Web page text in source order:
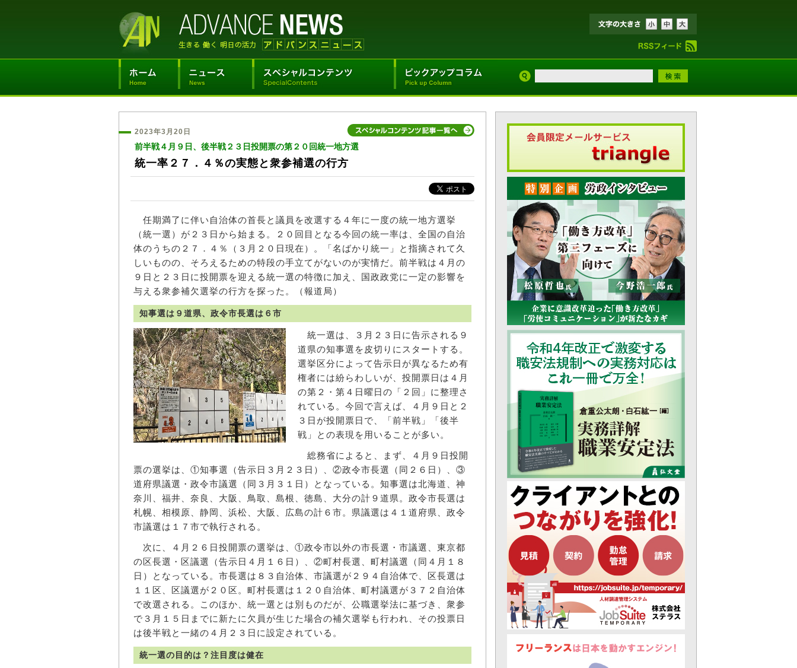
2023年3月20日
前半戦４月９日、後半戦２３日投開票の第２０回統一地方選
統一率２７．４％の実態と衆参補選の行方
任期満了に伴い自治体の首長と議員を改選する４年に一度の統一地方選挙
（統一選）が２３日から始まる。２０回目となる今回の統一率は、全国の自治
体のうちの２７．４％（３月２０日現在）。「名ばかり統一」と指摘されて久
しいものの、そろえるための特段の手立てがないのが実情だ。前半戦は４月の
９日と２３日に投開票を迎える統一選の特徴に加え、国政政党に一定の影響を
与える衆参補欠選挙の行方を探った。（報道局）
知事選は９道県、政令市長選は６市
統一選は、３月２３日に告示される９
道県の知事選を皮切りにスタートする。
選挙区分によって告示日が異なるため有
権者には紛らわしいが、投開票日は４月
の第２・第４日曜日の「２回」に整理さ
れている。今回で言えば、４月９日と２
３日が投開票日で、「前半戦」「後半
戦」との表現を用いることが多い。
総務省によると、まず、４月９日投開
票の選挙は、①知事選（告示日３月２３日）、②政令市長選（同２６日）、③
道府県議選・政令市議選（同３月３１日）となっている。知事選は北海道、神
奈川、福井、奈良、大阪、鳥取、島根、徳島、大分の計９道県。政令市長選は
札幌、相模原、静岡、浜松、大阪、広島の計６市。県議選は４１道府県、政令
市議選は１７市で執行される。
次に、４月２６日投開票の選挙は、①政令市以外の市長選・市議選、東京都
の区長選・区議選（告示日４月１６日）、②町村長選、町村議選（同４月１８
日）となっている。市長選は８３自治体、市議選が２９４自治体で、区長選は
１１区、区議選が２０区。町村長選は１２０自治体、町村議選が３７２自治体
で改選される。このほか、統一選とは別ものだが、公職選挙法に基づき、衆参
で３月１５日までに新たに欠員が生じた場合の補欠選挙も行われ、その投票日
は後半戦と一緒の４月２３日に設定されている。
統一選の目的は？注目度は健在